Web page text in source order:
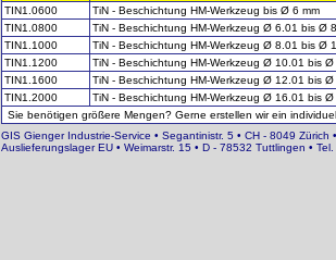
TIN1.0600
TiN - Beschichtung HM-Werkzeug bis Ø 6 mm
TIN1.0800
TiN - Beschichtung HM-Werkzeug Ø 6.01 bis Ø
TIN1.1000
TiN - Beschichtung HM-Werkzeug Ø 8.01 bis Ø
TIN1.1200
TiN - Beschichtung HM-Werkzeug Ø 10.01 bis Ø
TIN1.1600
TiN - Beschichtung HM-Werkzeug Ø 12.01 bis Ø
TIN1.2000
TiN - Beschichtung HM-Werkzeug Ø 16.01 bis Ø
Sie benötigen größere Mengen? Gerne erstellen wir ein
GIS Gienger Industrie-Service • Segantinistr. 5 • CH - 8049
Auslieferungslager EU • Weimarstr. 15 • D - 78532 Tuttlingen •